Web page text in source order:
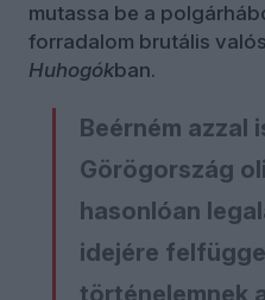
mutassa be a
forradalom brutális
Huhogókban.
Beérném azzal
Görögország
hasonlóan
idejére